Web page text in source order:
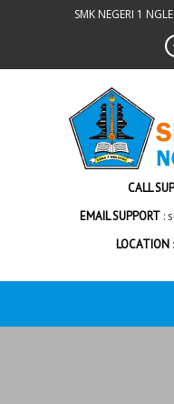
SMK NEGERI 1
CALL
EMAIL SUPPORT
LOCATION